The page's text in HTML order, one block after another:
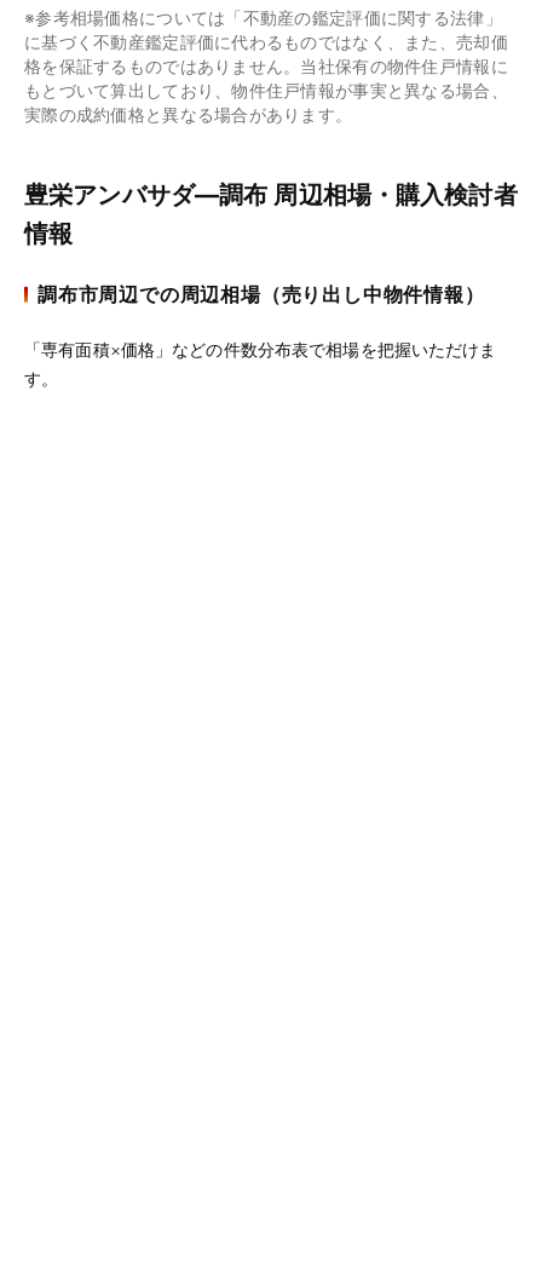
※参考相場価格については「不動産の鑑定評価に関する法律」
に基づく不動産鑑定評価に代わるものではなく、また、売却価
格を保証するものではありません。当社保有の物件住戸情報に
もとづいて算出しており、物件住戸情報が事実と異なる場合、
実際の成約価格と異なる場合があります。
豊栄アンバサダ―調布 周辺相場・購入検討者
情報
調布市周辺での周辺相場（売り出し中物件情報）
「専有面積×価格」などの件数分布表で相場を把握いただけま
す。